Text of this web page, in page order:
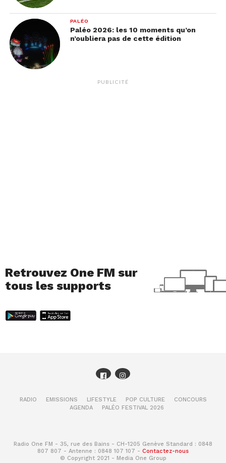
PALÉO
Paléo 2026: les 10 moments qu’on
n’oubliera pas de cette édition
PUBLICITÉ
Retrouvez One FM sur
tous les supports
RADIO EMISSIONS LIFESTYLE POP CULTURE
CONCOURS
AGENDA
PALÉO FESTIVAL 2026
Radio One FM - 35, rue des Bains - CH-1205 Genève Standard : 0848
807 807 - Antenne : 0848 107 107 - Contactez-nous
© Copyright 2021 - Media One Group